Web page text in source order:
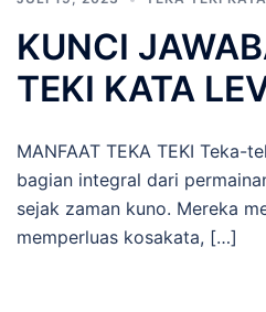
KUNCI
TEKI KATA
MANFAAT TEKA TEKI Teka-
bagian integral dari
sejak zaman kuno. Mereka
memperluas kosakata, […]